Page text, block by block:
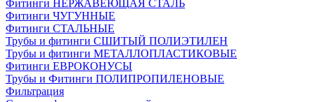
Фитинги НЕРЖАВЕЮЩАЯ СТАЛЬ
Фитинги ЧУГУННЫЕ
Фитинги СТАЛЬНЫЕ
Трубы и фитинги СШИТЫЙ ПОЛИЭТИЛЕН
Трубы и фитинги МЕТАЛЛОПЛАСТИКОВЫЕ
Фитинги ЕВРОКОНУСЫ
Трубы и Фитинги ПОЛИПРОПИЛЕНОВЫЕ
Фильтрация